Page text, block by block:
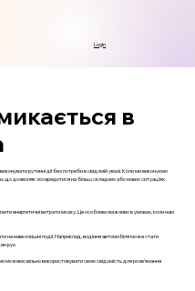
Login
в
рутинні дії без потреби в свідомій увазі. Коли ми виконуємо
що дозволяє зосередитися на більш складних або нових ситуаціях.
енергетичні витрати мозку. Це особливо важливо в умовах, коли нам
на навколишні події. Наприклад, водіння автомобіля може стати
рух.
можемо вільно використовувати свою свідомість для розв’язання